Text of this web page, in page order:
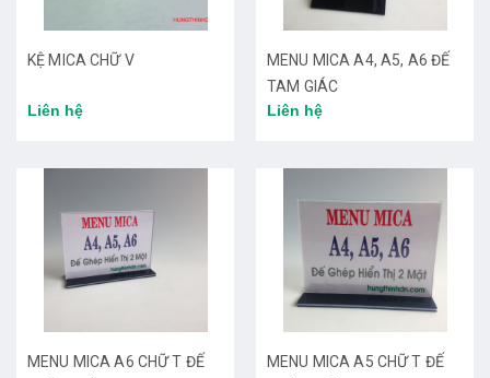
KỆ MICA CHỮ V
Liên hệ
MENU MICA A4, A5, A6 ĐẾ
TAM GIÁC
Liên hệ
MENU MICA A6 CHỮ T ĐẾ
MENU MICA A5 CHỮ T ĐẾ